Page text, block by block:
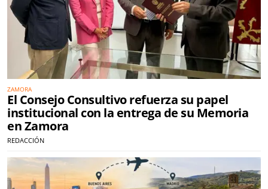
ZAMORA
El Consejo Consultivo refuerza su papel
institucional con la entrega de su Memoria
en Zamora
REDACCIÓN